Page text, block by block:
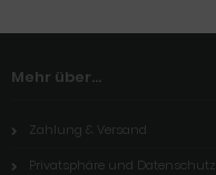
Mehr über...
Zahlung & Versand
Privatsphäre und Datenschutz